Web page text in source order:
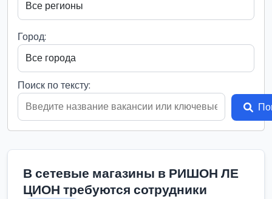
Город:
Поиск по тексту:
В сетевые магазины в РИШОН ЛЕ
ЦИОН требуются сотрудники